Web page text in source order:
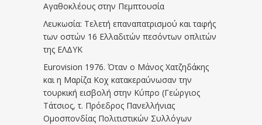
Αγαθοκλέους στην Πεμπτουσία
Λευκωσία: Τελετή επαναπατρισμού και ταφής
των οστών 16 Ελλαδιτών πεσόντων οπλιτών
της ΕΛΔΥΚ
Eurovision 1976. Όταν ο Μάνος Χατζηδάκης
και η Μαρίζα Κοχ κατακεραύνωσαν την
τουρκική εισβολή στην Κύπρο (Γεώργιος
Τάτσιος, τ. Πρόεδρος Πανελλήνιας
Ομοσπονδίας Πολιτιστικών Συλλόγων